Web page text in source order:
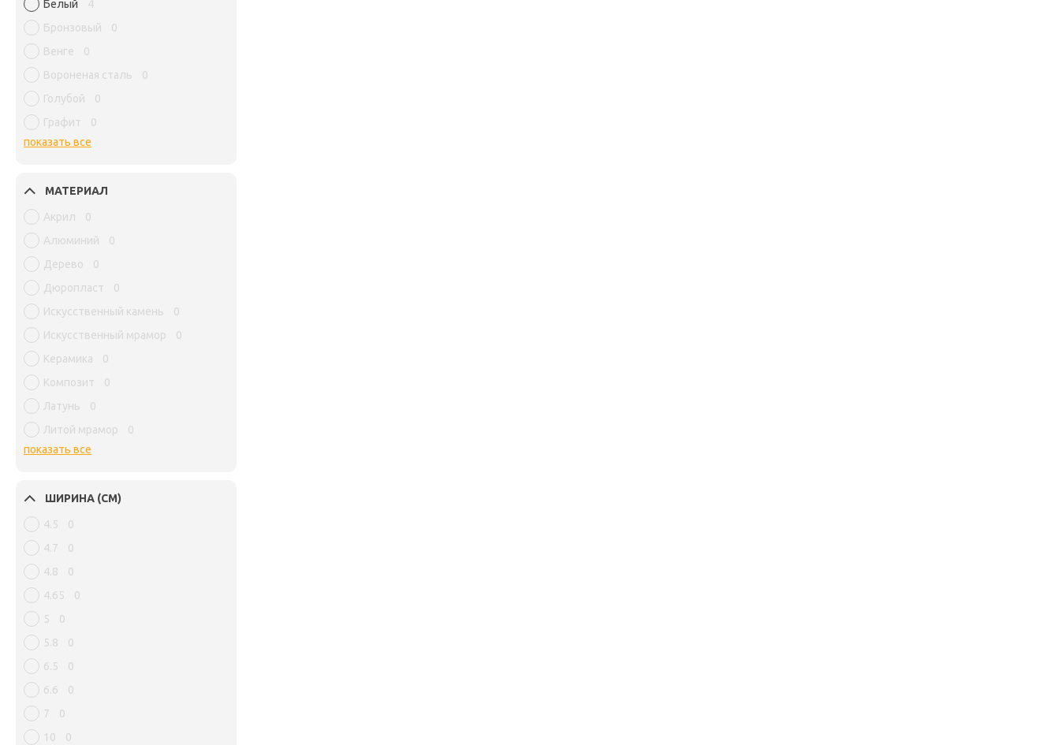
Белый
4
Бронзовый
0
Венге
0
Вороненая сталь
0
Голубой
0
Графит
0
показать все
МАТЕРИАЛ
Акрил
0
Алюминий
0
Дерево
0
Дюропласт
0
Искусственный камень
0
Искусственный мрамор
0
Керамика
0
Композит
0
Латунь
0
Литой мрамор
0
показать все
ШИРИНА (СМ)
4.5
0
4.7
0
4.8
0
4.65
0
5
0
5.8
0
6.5
0
6.6
0
7
0
10
0